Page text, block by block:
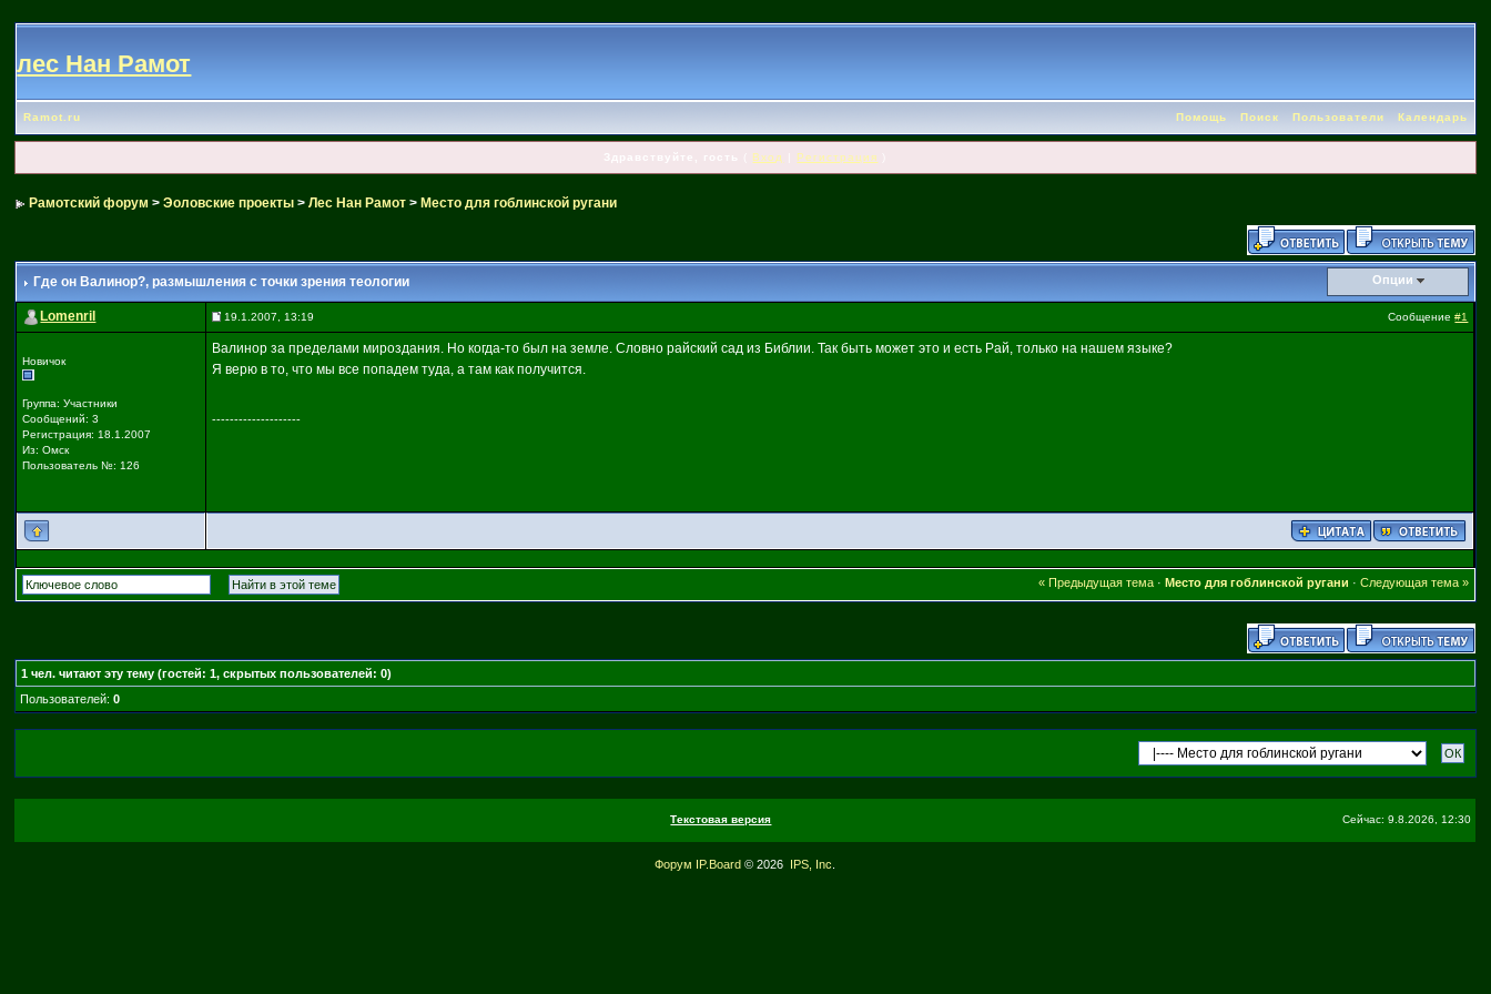
лес Нан Рамот
Ramot.ru Помощь Поиск Пользователи Календарь
Здравствуйте, гость Вход Регистрация
Рамотский форум >Эоловские проекты >Лес Нан Рамот > Место для гоблинской ругани
Где он Валинор?, размышления с точки зрения теологии Опции
Lomenril 19.1.2007, 13:19 Сообщение#1
Новичок
Группа: Участники
Сообщений: 3
Регистрация: 18.1.2007
Из: Омск
Пользователь №: 126
Валинор за пределами мироздания. Но когда-то был на земле. Словно райский сад из Библии. Так быть может это и есть Рай, только на нашем языке?
Я верю в то, что мы все попадем туда, а там как получится.
--------------------
« Предыдущая тема· Место для гоблинской ругани · Следующая тема »
1 чел. читают эту тему (гостей: 1, скрытых пользователей: 0)
Пользователей:0
Текстовая версия Сейчас: 9.8.2026, 12:30
Форум IP.Board © 2026 IPS, Inc